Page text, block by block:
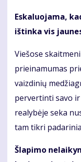
Eskaluojama,
ištinka vis
Viešose
prieinamumas
vaizdinių
pervertinti savo
realybėje seka
tam tikri
Šlapimo